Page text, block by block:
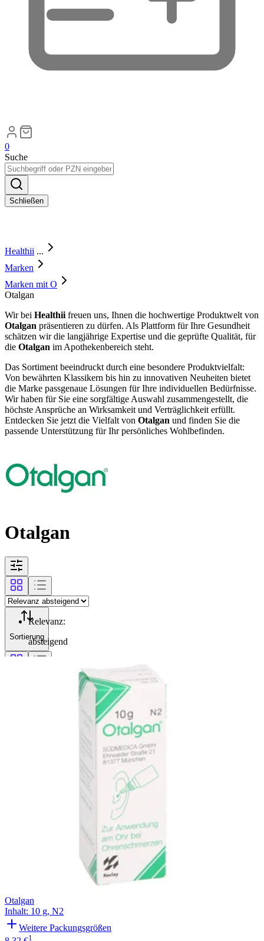
0
Suche
Schließen
Healthii ...
Marken
Marken mit O
Otalgan
Wir bei Healthii freuen uns, Ihnen die hochwertige Produktwelt von
Otalgan präsentieren zu dürfen. Als Plattform für Ihre Gesundheit
schätzen wir die langjährige Expertise und die geprüfte Qualität, für
die Otalgan im Apothekenbereich steht.
Das Sortiment beeindruckt durch eine besondere Produktvielfalt:
Von bewährten Klassikern bis hin zu innovativen Neuheiten bietet
die Marke passgenaue Lösungen für Ihre individuellen Bedürfnisse.
Wir haben für Sie eine sorgfältige Auswahl zusammengestellt, die
höchste Ansprüche an Wirksamkeit und Verträglichkeit erfüllt.
Entdecken Sie jetzt die Vielfalt von Otalgan und finden Sie die
passende Unterstützung für Ihr persönliches Wohlbefinden.
Otalgan
Sortierung
Relevanz:
absteigend
Otalgan
Inhalt: 10 g, N2
Weitere Packungsgrößen
1